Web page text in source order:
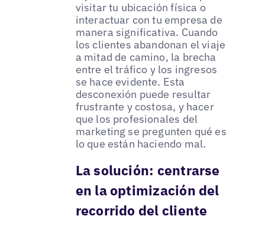
visitar tu ubicación física o
interactuar con tu empresa de
manera significativa. Cuando
los clientes abandonan el viaje
a mitad de camino, la brecha
entre el tráfico y los ingresos
se hace evidente. Esta
desconexión puede resultar
frustrante y costosa, y hacer
que los profesionales del
marketing se pregunten qué es
lo que están haciendo mal.
La solución: centrarse
en la optimización del
recorrido del cliente